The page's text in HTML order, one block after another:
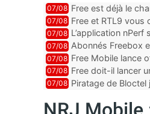
07/08 Free est déjà le
encore au moin...
07/08 Free et RTL9 vous
l’obtenir
07/08 L’application
Mobile, Orange,
07/08 Abonnés Freebox
07/08 Free Mobile lance
des promos et des
07/08 Free doit-il lancer
07/08 Piratage de Bloctel